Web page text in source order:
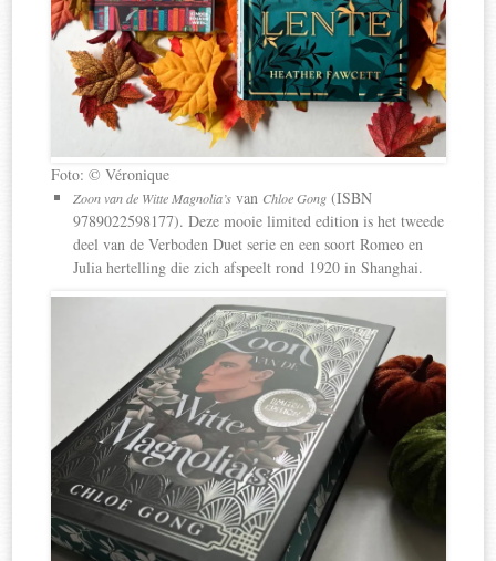
Foto: © Véronique
Zoon van de Witte Magnolia’s van Chloe Gong (ISBN
9789022598177). Deze mooie limited edition is het tweede
deel van de Verboden Duet serie en een soort Romeo en
Julia hertelling die zich afspeelt rond 1920 in Shanghai.